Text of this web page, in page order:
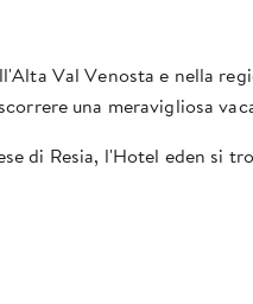
Val Venosta e nella
una meravigliosa
di Resia, l'Hotel eden si